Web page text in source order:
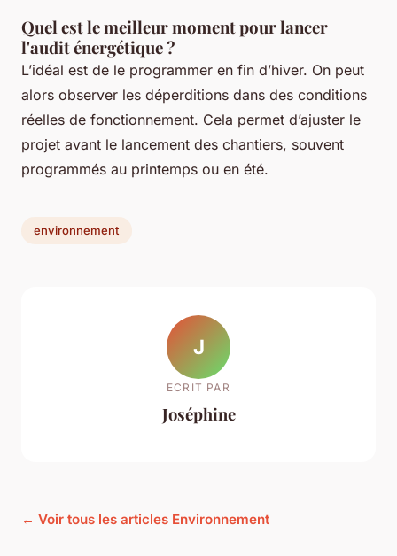
Quel est le meilleur moment pour lancer
l'audit énergétique ?
L’idéal est de le programmer en fin d’hiver. On peut
alors observer les déperditions dans des conditions
réelles de fonctionnement. Cela permet d’ajuster le
projet avant le lancement des chantiers, souvent
programmés au printemps ou en été.
environnement
J
ECRIT PAR
Joséphine
← Voir tous les articles Environnement